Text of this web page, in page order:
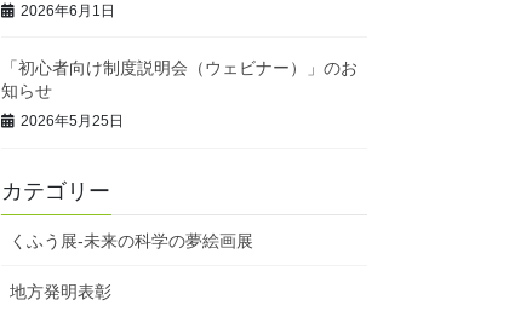
2026年6月1日
「初心者向け制度説明会（ウェビナー）」のお
知らせ
2026年5月25日
カテゴリー
くふう展-未来の科学の夢絵画展
地方発明表彰